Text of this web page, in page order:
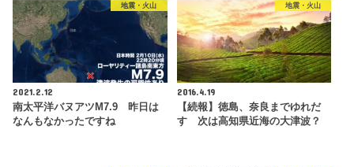
地震・火山
2021.2.12
南太平洋バヌアツM7.9 昨日は
なんもなかったですね
地震・火山
2016.4.19
【続報】徳島、奈良までゆれだ
す 次は高知県近海の大津波？